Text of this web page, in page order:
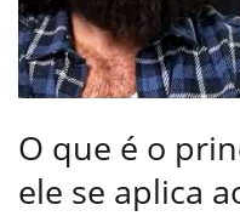
O que é o
ele se aplica